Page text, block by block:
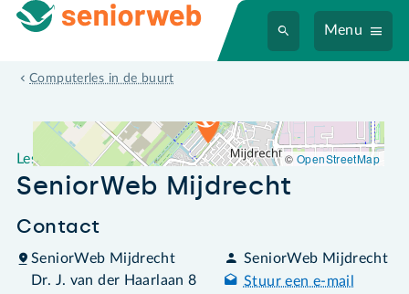
Menu
Computerles in de buurt
Leslocatie SeniorWeb Mijdrecht
Leslocatie
SeniorWeb Mijdrecht
Contact
SeniorWeb Mijdrecht
Dr. J. van der Haarlaan 8
SeniorWeb Mijdrecht
Stuur een e-mail
©OpenStreetMap